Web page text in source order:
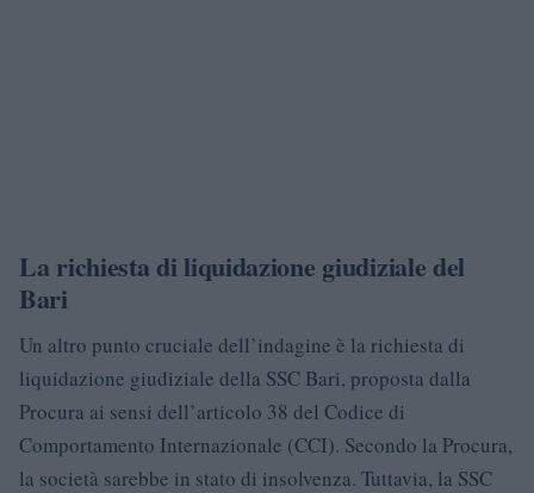
La richiesta di liquidazione giudiziale del
Bari
Un altro punto cruciale dell’indagine è la richiesta di
liquidazione giudiziale della SSC Bari, proposta dalla
Procura ai sensi dell’articolo 38 del Codice di
Comportamento Internazionale (CCI). Secondo la Procura,
la società sarebbe in stato di insolvenza. Tuttavia, la SSC